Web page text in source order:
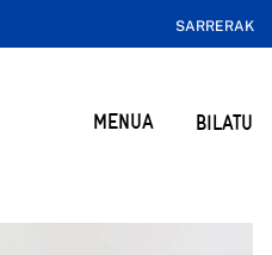
SARRERAK
MENUA BILATU